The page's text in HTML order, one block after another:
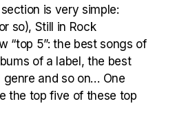
is very simple:
so), Still in Rock
“top 5”: the best songs of
of a label, the best
and so on… One
the top five of these top